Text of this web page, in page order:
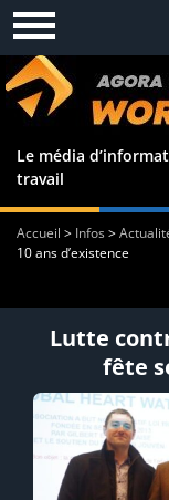
Le média
travail
Accueil > Infos>
10 ans d’existence
Lutte
fête